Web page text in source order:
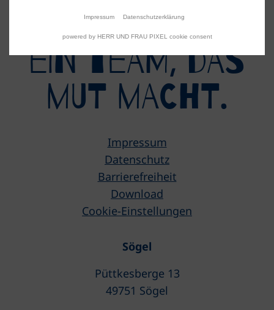
eIN tEAM, DAS
mUT MACHT.
Impressum
Datenschutz
Barrierefreiheit
Download
Cookie-Einstellungen
Sögel
Püttkesberge 13
49751 Sögel
Impressum Datenschutzerklärung
powered by HERR UND FRAU PIXEL cookie consent